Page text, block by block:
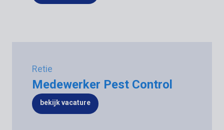
Retie
Medewerker Pest Control
bekijk vacature